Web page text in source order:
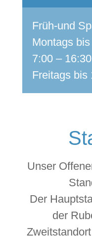
Früh-und
Montags
7:00 –
Freitags bis
Unser
Der
der